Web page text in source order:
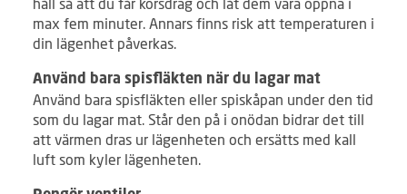
max fem minuter. Annars finns risk att temperaturen i
din lägenhet påverkas.
Använd bara spisfläkten när du lagar mat
Använd bara spisfläkten eller spiskåpan under den tid
som du lagar mat. Står den på i onödan bidrar det till
att värmen dras ur lägenheten och ersätts med kall
luft som kyler lägenheten.